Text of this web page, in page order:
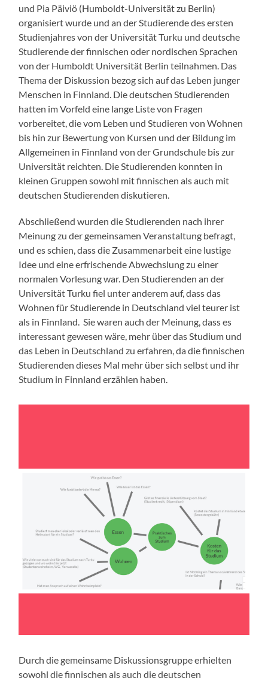
und Pia Päiviö (Humboldt-Universität zu Berlin)
organisiert wurde und an der Studierende des ersten
Studienjahres von der Universität Turku und deutsche
Studierende der finnischen oder nordischen Sprachen
von der Humboldt Universität Berlin teilnahmen. Das
Thema der Diskussion bezog sich auf das Leben junger
Menschen in Finnland. Die deutschen Studierenden
hatten im Vorfeld eine lange Liste von Fragen
vorbereitet, die vom Leben und Studieren von Wohnen
bis hin zur Bewertung von Kursen und der Bildung im
Allgemeinen in Finnland von der Grundschule bis zur
Universität reichten. Die Studierenden konnten in
kleinen Gruppen sowohl mit finnischen als auch mit
deutschen Studierenden diskutieren.
Abschließend wurden die Studierenden nach ihrer
Meinung zu der gemeinsamen Veranstaltung befragt,
und es schien, dass die Zusammenarbeit eine lustige
Idee und eine erfrischende Abwechslung zu einer
normalen Vorlesung war. Den Studierenden an der
Universität Turku fiel unter anderem auf, dass das
Wohnen für Studierende in Deutschland viel teurer ist
als in Finnland. Sie waren auch der Meinung, dass es
interessant gewesen wäre, mehr über das Studium und
das Leben in Deutschland zu erfahren, da die finnischen
Studierenden dieses Mal mehr über sich selbst und ihr
Studium in Finnland erzählen haben.
Durch die gemeinsame Diskussionsgruppe erhielten
sowohl die finnischen als auch die deutschen